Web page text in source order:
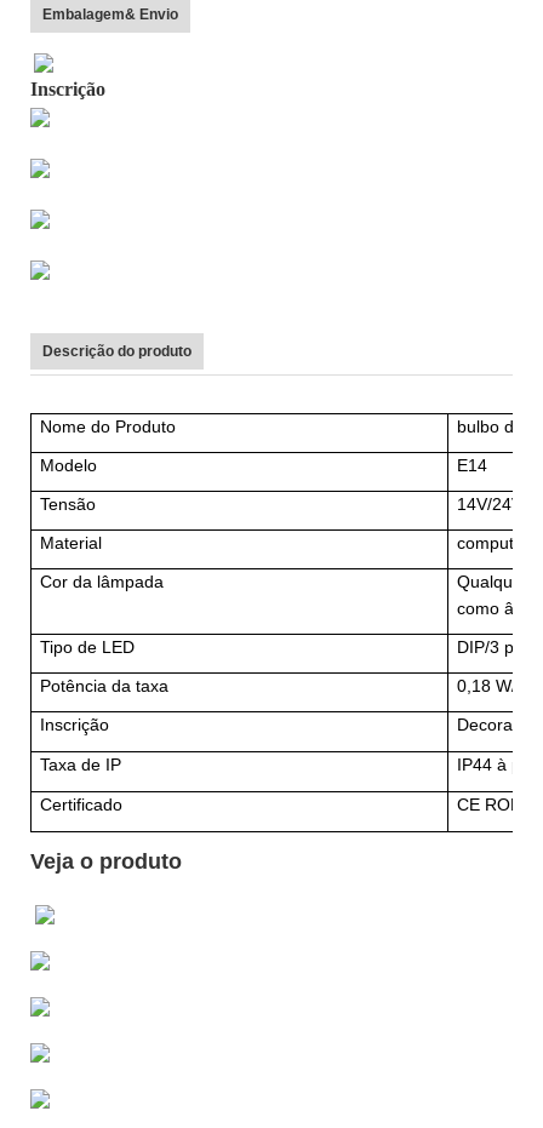
Embalagem& Envio
Inscrição
Descrição do produto
Nome do Produto
bulbo de
Modelo
E14
Tensão
14V/24V
Material
Cor da lâmpada
Qualquer
como
Tipo de LED
DIP/3
Potência da taxa
0,18 W/
Inscrição
Taxa de IP IP44 à
Certificado CE ROHS
Veja o produto